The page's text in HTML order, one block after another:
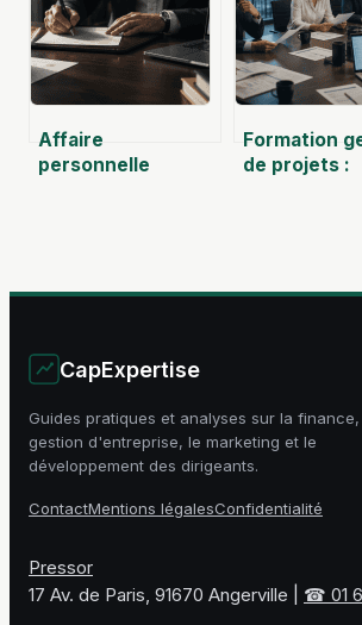
Affaire
personnelle
activité
Formation
de projets :
CapExpertise
Guides pratiques et analyses sur la finance,
gestion d'entreprise, le marketing et le
développement des dirigeants.
ContactMentions légalesConfidentialité
Pressor
17 Av. de Paris, 91670 Angerville
☎ 01